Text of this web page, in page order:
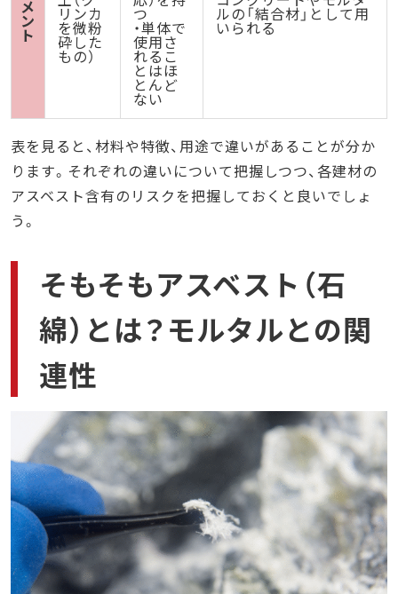
メ
ン
ト
リンカ
を微粉
砕した
もの）
つ
・単体で
使用さ
れるこ
とはほ
とんど
ない
ルの「結合材」として用
いられる
表を見ると、材料や特徴、用途で違いがあることが分か
ります。それぞれの違いについて把握しつつ、各建材の
アスベスト含有のリスクを把握しておくと良いでしょ
う。
そもそもアスベスト（石
綿）とは？モルタルとの関
連性